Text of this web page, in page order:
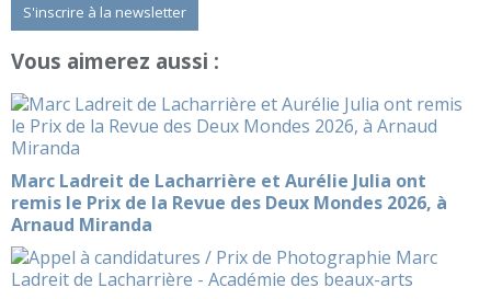
S'inscrire à la newsletter
Vous aimerez aussi :
Marc Ladreit de Lacharrière et Aurélie Julia ont
remis le Prix de la Revue des Deux Mondes 2026, à
Arnaud Miranda